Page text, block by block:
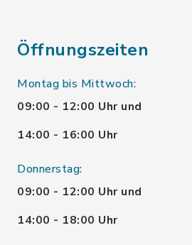
Öffnungszeiten
Montag bis Mittwoch:
09:00 - 12:00 Uhr und
14:00 - 16:00 Uhr
Donnerstag:
09:00 - 12:00 Uhr und
14:00 - 18:00 Uhr